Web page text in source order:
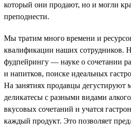
который они продают, но и могли
преподнести.
Мы тратим много времени и
квалификации наших сотрудников.
фудпейрингу — науке о сочетании
и напитков, поиске идеальных
На занятиях продавцы
деликатесы с разными видами
вкусовых сочетаний и учатся
каждый продукт. Это позволяет